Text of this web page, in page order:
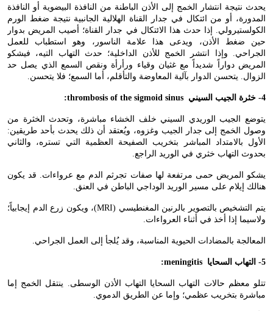
يحدث نتيجة انتشار الخمج إلى الأذن الباطنة من النافذة البيضوية أو النافذة
المدورة، أو من ائتكال في جدار القناة الهلالية الجانبية نتيجة ضغط الورم
الكولستيرولي. إذا حدث هذا الائتكال في جدار القناة؛ أصيب المريض بدوار
حين ضغط الأذن، ويدعى هذا علامة الناسور، وهو استطباب للعمل
الجراحي. وإذا انتشر الخمج للأذن الداخلية؛ حدث التهاب التيه، فيشكو
المريض دواراً شديداً مع غثيان وقياء ورأرأة ونقص السمع الذي يصل حد
الزوال. يتحسن الدوار بآلية المعاوضة والتأقلم، أما السمع؛ فلا يتحسن.
4- خثرة الجيب السيني :thrombosis of the sigmoid sinus
يتوضع الجيب الوريدي السيني خلف الخشاء مباشرة، وتحدث الخثرة من
وصول الخمج إلى جدار الجيب وغزوه، ويُعتقد أن ذلك يحدث بأحد طريقين:
الأول بالامتداد المباشر بتخريب الصفيحة العظمية التي تستره، والثاني
بحدوث التهاب خثري في الوريد الراجع.
يشكو المريض حمى مرتفعة لها صفات تجرثم الدم مع عرواءات. قد يكون
هنالك إيلام على مسير الوريد الوداجي الباطن في العنق.
يتم التشخيص بالتصوير بالرنين المغنطيسي (MRI)، ويكون زرع الدم إيجابياً؛
ولاسيما إذا أخذ في أثناء العرواءات.
المعالجة بالمضادات الحيوية المناسبة، وقد يُلجأ إلى العمل الجراحي.
5- التهاب السحايا :meningitis
تتلو معظم حالات التهاب السحايا التهاب الأذن الوسطى. ينتقل الخمج إما
مباشرة بتخريب عظمي؛ وإما عن الطريق الدموي.